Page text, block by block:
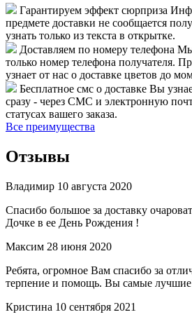
Гарантируем эффект сюрприза
предмете доставки не сообщается
узнать только из текста в открытке.
Доставляем по номеру телефона Мы
только номер телефона получателя.
узнает от нас о доставке цветов до
Бесплатное смс о доставке Вы
сразу - через СМС и электронную
статусах вашего заказа.
Все преимущества
Отзывы
Владимир 10 августа 2020
Спасибо большое за доставку
Дочке в ее День Рождения !
Максим 28 июня 2020
Ребята, огромное Вам спасибо за
терпение и помощь. Вы самые
Кристина 10 сентября 2021